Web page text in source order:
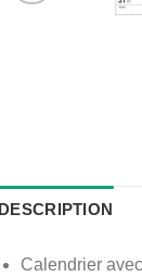
DESCRIPTION
Calendrier